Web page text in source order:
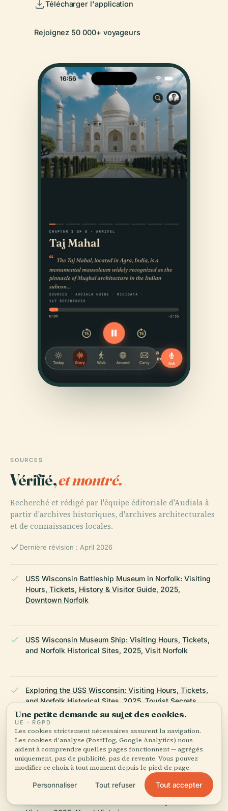
Télécharger l'application
Rejoignez 50 000+ voyageurs
SOURCES
Vérifié,et montré.
Recherché et rédigé par l'équipe éditoriale d'Audiala à
partir d'archives historiques, d'archives architecturales
et de connaissances locales.
Dernière révision : April 2026
USS Wisconsin Battleship Museum in Norfolk: Visiting
Hours, Tickets, History & Visitor Guide, 2025,
Downtown Norfolk
USS Wisconsin Museum Ship: Visiting Hours, Tickets,
and Norfolk Historical Sites, 2025, Visit Norfolk
Exploring the USS Wisconsin: Visiting Hours, Tickets,
and Norfolk Historical Sites, 2025, Tourist Secrets
USS Wisconsin Visiting Hours, Tickets & Educational
Tours in Norfolk's Historic Naval Museum, 2025,
Nauticus
Une petite demande au sujet des cookies.
UE · RGPD
Les cookies strictement nécessaires assurent la navigation.
Les cookies d'analyse (PostHog, Google Analytics) nous
aident à comprendre quelles pages fonctionnent — agrégés
uniquement, pas de publicité, pas de revente. Vous pouvez
modifier ce choix à tout moment depuis le pied de page.
Personnaliser Tout refuser Tout accepter